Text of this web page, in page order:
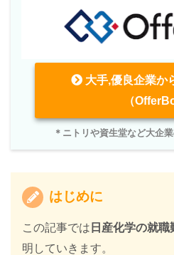
大手,優良企業か
（
＊ニトリや資生堂など大企
はじめに
この記事では 日産化学の就職
明していきます。